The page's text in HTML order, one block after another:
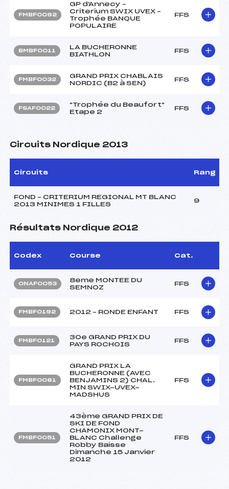
FMBF0092
GP d'Annecy –
Criterium SWIX UVEX –
Trophée BANQUE
POPULAIRE
FFS
BMBF0011
LA BUCHERONNE
BIATHLON
FFS
FMBF0032
GRAND PRIX CHABLAIS
NORDIC (B2 à SEN)
FFS
FSAF0022
"Trophée du Beaufort"
Etape 2
FFS
Circuits Nordique 2013
Circuits Rang
FOND – CRITERIUM REGIONAL MT BLANC
2013 MINIMES 1 FILLES
9
Résultats Nordique 2012
Codex Course Cat.
ONAF0053
8eme MONTEE DU
SEMNOZ
FFS
FMBF0192 2012 – RONDE ENFANT FFS
FMBF0121
30e GRAND PRIX DU
PAYS ROCHOIS
FFS
FMBF0081
GRAND PRIX LA
BUCHERONNE (AVEC
BENJAMINS 2) CHAL.
MIN SWIX-UVEX-
MADSHUS
FFS
FMBF0051
43ème GRAND PRIX DE
SKI DE FOND
CHAMONIX MONT-
BLANC Challenge
Robby Baisse
Dimanche 15 Janvier
2012
FFS